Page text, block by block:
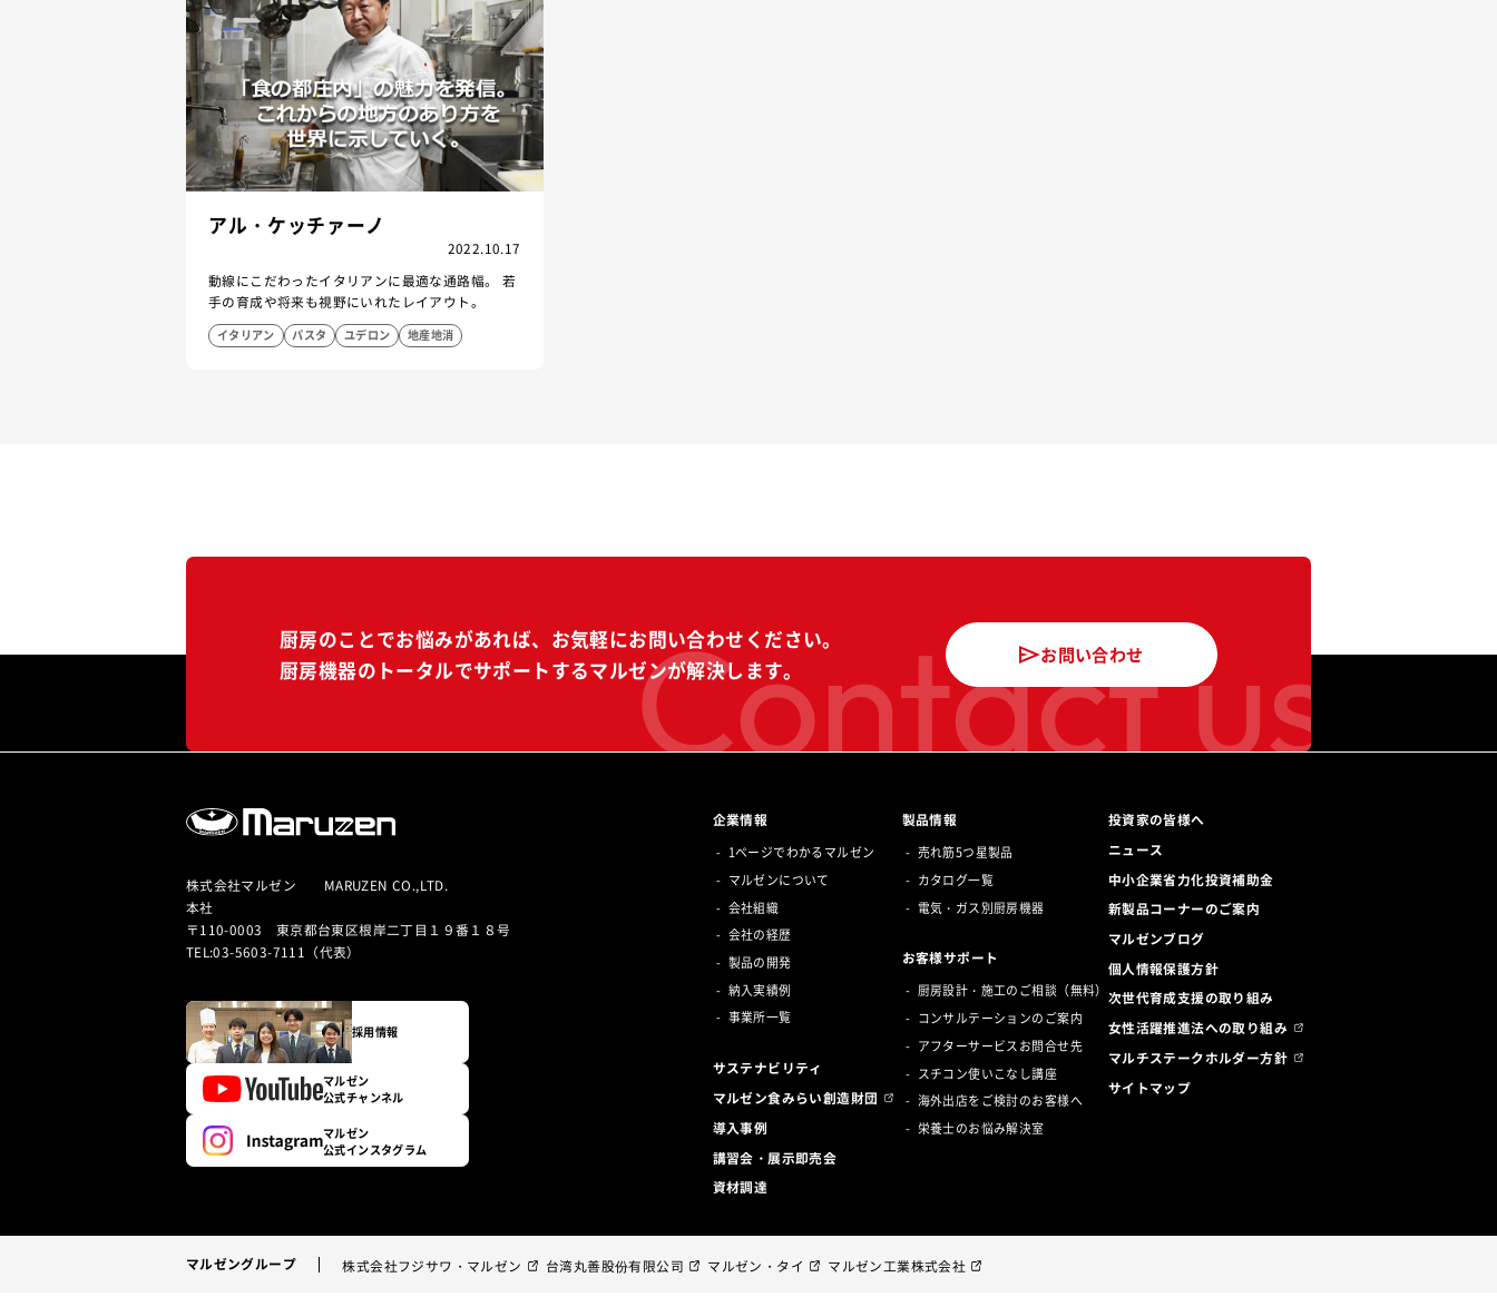
アル・ケッチァーノ
2022.10.17
動線にこだわったイタリアンに最適な通路幅。 若
手の育成や将来も視野にいれたレイアウト。
イタリアン パスタ ユデロン 地産地消
Contact us
厨房のことでお悩みがあれば、 お気軽にお問い合わせください。
厨房機器のトータルでサポートするマルゼンが解決します。
お問い合わせ
株式会社マルゼン MARUZEN CO.,LTD.
本社
〒110-0003 東京都台東区根岸二丁目１９番１８号
TEL:03-5603-7111（代表）
採用情報
マルゼン
公式チャンネル
マルゼン
公式インスタグラム
企業情報
1ページでわかるマルゼン
マルゼンについて
会社組織
会社の経歴
製品の開発
納入実績例
事業所一覧
サステナビリティ
マルゼン食みらい創造財団
導入事例
講習会・展示即売会
資材調達
製品情報
売れ筋5つ星製品
カタログ一覧
電気・ガス別厨房機器
お客様サポート
厨房設計・施工のご相談（無料）
コンサルテーションのご案内
アフターサービスお問合せ先
スチコン使いこなし講座
海外出店をご検討のお客様へ
栄養士のお悩み解決室
投資家の皆様へ
ニュース
中小企業省力化投資補助金
新製品コーナーのご案内
マルゼンブログ
個人情報保護方針
次世代育成支援の取り組み
女性活躍推進法への取り組み
マルチステークホルダー方針
サイトマップ
マルゼングループ 株式会社フジサワ・マルゼン 台湾丸善股份有限公司 マルゼン・タイ マルゼン工業株式会社